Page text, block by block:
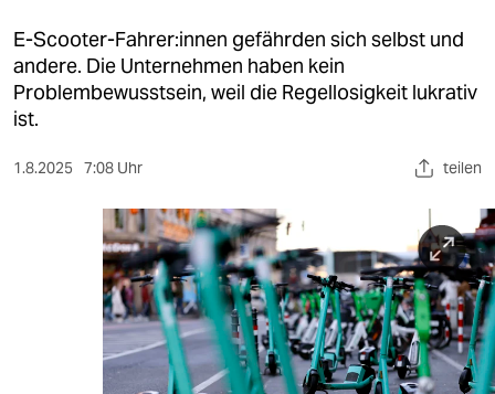
sport
berlin
nord
wahrheit
veranstaltungen
E-Scooter-Fahrer:innen gefährden sich selbst und
andere. Die Unternehmen haben kein
Problembewusstsein, weil die Regellosigkeit lukrativ
ist.
1.8.2025 7:08 Uhr teilen